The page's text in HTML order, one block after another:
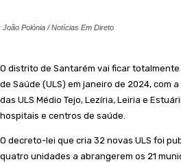
João Polónia / Notícias Em Direto
O distrito de Santarém vai ficar
de Saúde (ULS) em janeiro de 2024, com
das ULS Médio Tejo, Lezíria, Leiria e
hospitais e centros de saúde.
O decreto-lei que cria 32 novas ULS foi
quatro unidades a abrangerem os 21